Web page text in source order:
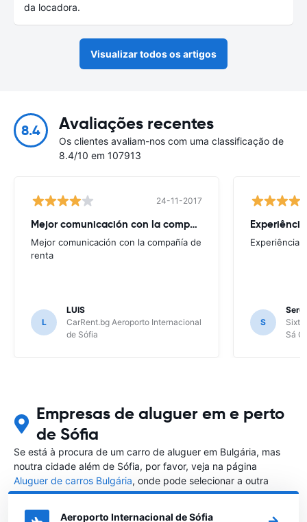
da locadora.
Visualizar todos os artigos
8.4 Avaliações recentes
Os clientes avaliam-nos com uma classificação de
8.4/10 em 107913
24-11-2017
Mejor comunicación con la compañía
Mejor comunicación con la compañía de
renta
L
LUIS
CarRent.bg Aeroporto Internacional
de Sófia
Experiência
S
Sixt
Sá
Empresas de aluguer em e perto
de Sófia
Se está à procura de um carro de aluguer em Bulgária, mas
noutra cidade além de Sófia, por favor, veja na página
Aluguer de carros Bulgária, onde pode selecionar a outra
cidade em Bulgária que gostaria de alugar um carro
Aeroporto Internacional de Sófia